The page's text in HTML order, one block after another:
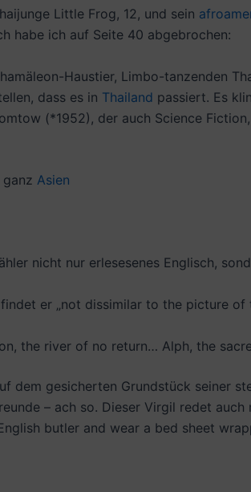
Little Frog, 12, und sein
habe ich auf Seite 40 abgebrochen:
Haustier, Limbo-tanzenden
dass es in Thailand passiert. Es
(*1952), der auch Science
ganz Asien
nicht nur erlesesenes Englisch,
er „not dissimilar to the picture
the river of no return… Alph, the
dem gesicherten Grundstück seiner
– ach so. Dieser Virgil redet
butler and wear a bed sheet